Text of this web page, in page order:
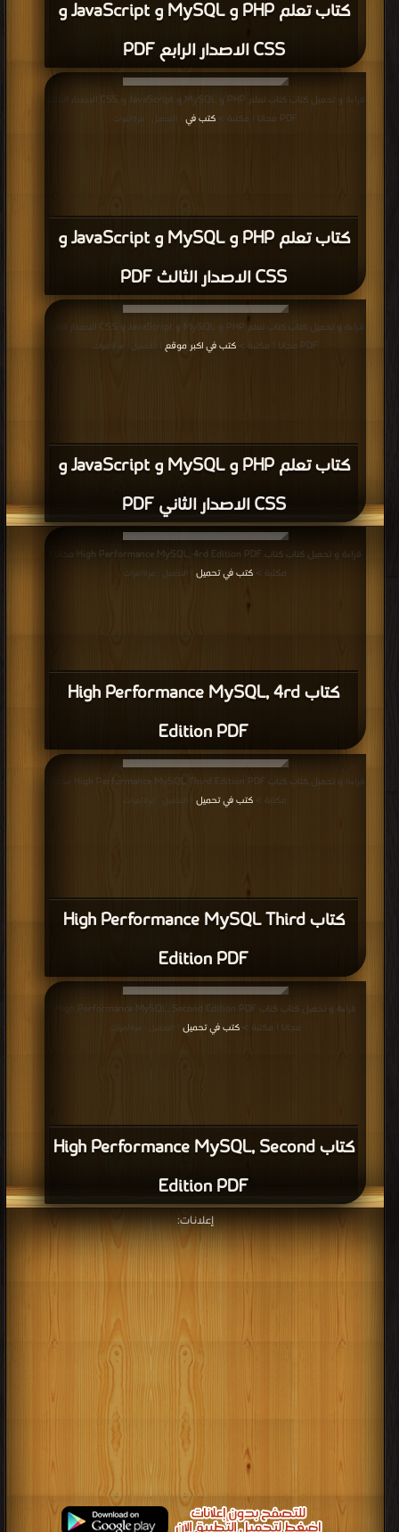
كتاب تعلم PHP و MySQL و JavaScript و
CSS الاصدار الرابع PDF
كتاب تعلم PHP و MySQL و JavaScript و
CSS الاصدار الثالث PDF
قراءة و تحميل كتاب كتاب تعلم PHP و MySQL و JavaScript و CSS الاصدار الثالث
PDF مجانا | مكتبة >
كتب في | التحميل : مرة/مرات
كتاب تعلم PHP و MySQL و JavaScript و
CSS الاصدار الثاني PDF
قراءة و تحميل كتاب كتاب تعلم PHP و MySQL و JavaScript و CSS الاصدار الثاني
PDF مجانا | مكتبة >
كتب في اكبر موقع | التحميل : مرة/مرات
كتاب High Performance MySQL, 4rd
Edition PDF
قراءة و تحميل كتاب كتاب High Performance MySQL, 4rd Edition PDF مجانا |
مكتبة > كتب في تحميل | التحميل : مرة/مرات
كتاب High Performance MySQL Third
Edition PDF
قراءة و تحميل كتاب كتاب High Performance MySQL Third Edition PDF مجانا |
مكتبة > كتب في تحميل | التحميل : مرة/مرات
كتاب High Performance MySQL, Second
Edition PDF
قراءة و تحميل كتاب كتاب High Performance MySQL, Second Edition PDF
مجانا | مكتبة >كتب في تحميل | التحميل : مرة/مرات
إعلانات: